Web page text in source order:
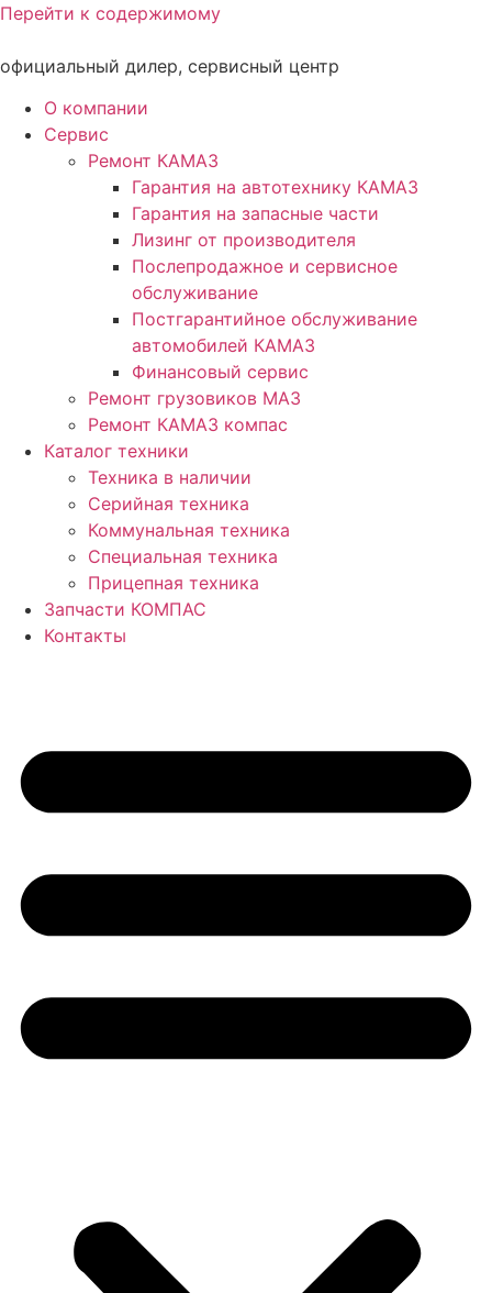
Перейти к содержимому
официальный дилер, сервисный центр
О компании
Сервис
Ремонт КАМАЗ
Гарантия на автотехнику КАМАЗ
Гарантия на запасные части
Лизинг от производителя
Послепродажное и сервисное
обслуживание
Постгарантийное обслуживание
автомобилей КАМАЗ
Финансовый сервис
Ремонт грузовиков МАЗ
Ремонт КАМАЗ компас
Каталог техники
Техника в наличии
Серийная техника
Коммунальная техника
Специальная техника
Прицепная техника
Запчасти КОМПАС
Контакты